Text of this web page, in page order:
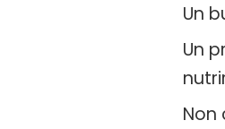
Un
Un
Non